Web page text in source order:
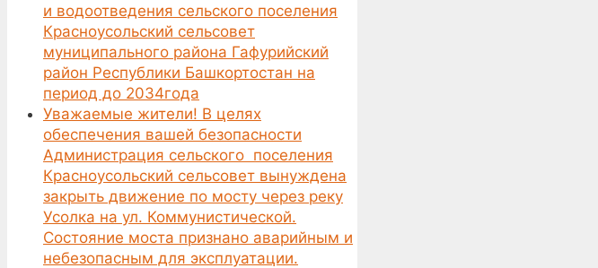
и водоотведения сельского поселения
Красноусольский сельсовет
муниципального района Гафурийский
район Республики Башкортостан на
период до 2034года
Уважаемые жители! В целях
обеспечения вашей безопасности
Администрация сельского поселения
Красноусольский сельсовет вынуждена
закрыть движение по мосту через реку
Усолка на ул. Коммунистической.
Состояние моста признано аварийным и
небезопасным для эксплуатации.